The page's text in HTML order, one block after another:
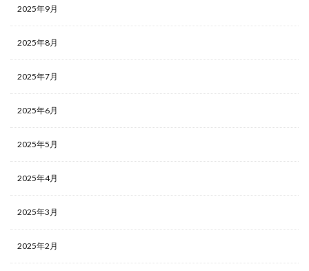
2025年9月
2025年8月
2025年7月
2025年6月
2025年5月
2025年4月
2025年3月
2025年2月